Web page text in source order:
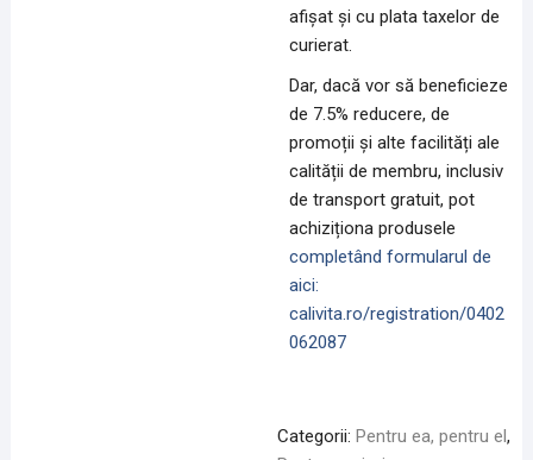
afișat și cu plata taxelor de
curierat.
Dar, dacă vor să beneficieze
de 7.5% reducere, de
promoții și alte facilități ale
calității de membru, inclusiv
de transport gratuit, pot
achiziționa produsele
completând formularul de
aici:
calivita.ro/registration/0402
062087
Categorii: Pentru ea, pentru el,